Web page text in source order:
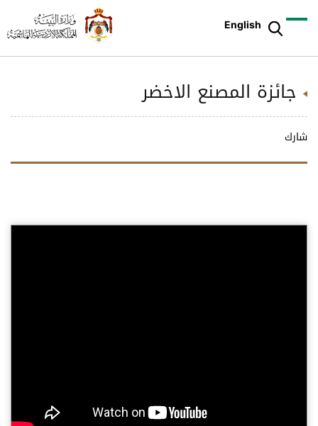
English
جائزة المصنع الاخضر
شارك